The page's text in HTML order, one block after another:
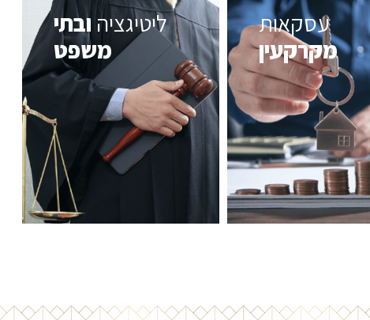
עסקאות
מקרקעין
ליטיגציה ובתי
משפט